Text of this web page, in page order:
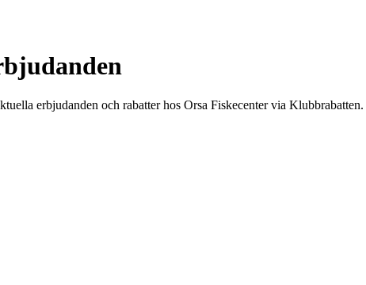
erbjudanden och rabatter hos Orsa Fiskecenter via Klubbrabatten.